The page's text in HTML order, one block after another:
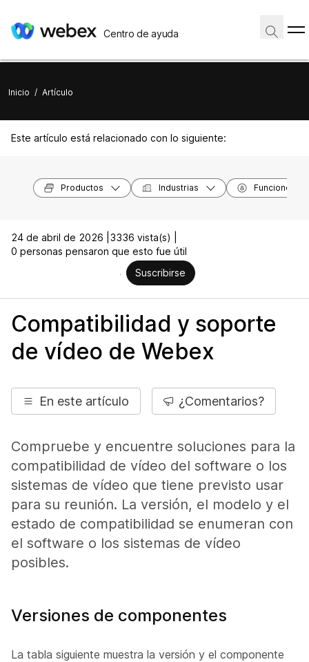
Centro de ayuda
Inicio / Artículo
Este artículo está relacionado con lo siguiente:
Productos Industrias Funciones
24 de abril de 2026 | 3336 vista(s) |
0 personas pensaron que esto fue útil
Suscribirse
Compatibilidad y soporte
de vídeo de Webex
En este artículo ¿Comentarios?
Compruebe y encuentre soluciones para la
compatibilidad de vídeo del software o los
sistemas de vídeo que tiene previsto usar
para su reunión. La versión, el modelo y el
estado de compatibilidad se enumeran con
el software o los sistemas de vídeo
posibles.
Versiones de componentes
La tabla siguiente muestra la versión y el componente